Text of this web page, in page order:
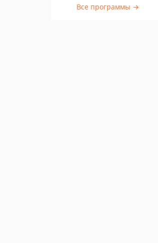
Все программы →